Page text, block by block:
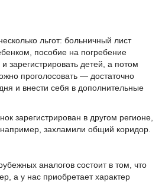
льгот: больничный лист
пособие на погребение
зарегистрировать детей, а потом
проголосовать — достаточно
и внести себя в дополнительные
зарегистрирован в другом регионе,
захламили общий коридор.
аналогов состоит в том, что
а у нас приобретает характер